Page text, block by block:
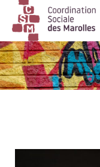
Main Navigation